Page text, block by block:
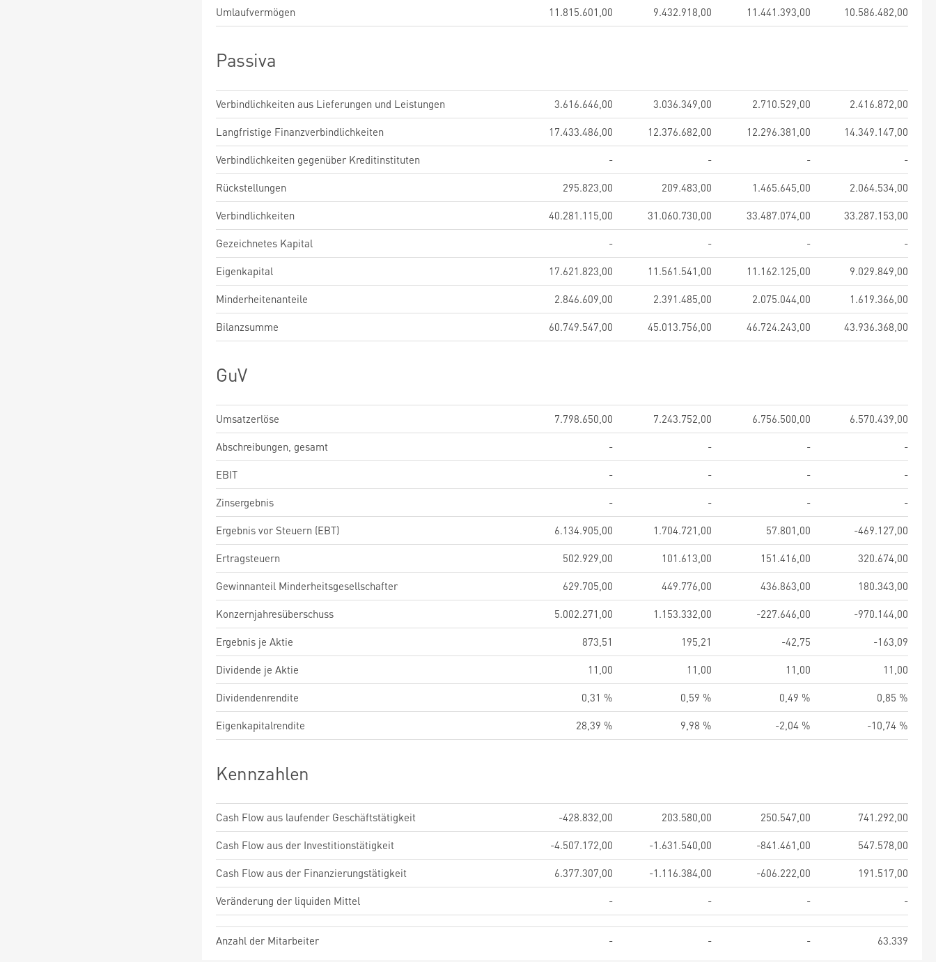
Umlaufvermögen
11.815.601,00 9.432.918,00 11.441.393,00 10.586.482,00
Passiva
Verbindlichkeiten aus Lieferungen und Leistungen 3.616.646,00 3.036.349,00 2.710.529,00
2.416.872,00
Langfristige Finanzverbindlichkeiten
17.433.486,00 12.376.682,00 12.296.381,00
14.349.147,00
Verbindlichkeiten gegenüber Kreditinstituten
- - -
-
Rückstellungen
295.823,00 209.483,00 1.465.645,00
2.064.534,00
Verbindlichkeiten
40.281.115,00 31.060.730,00 33.487.074,00
33.287.153,00
Gezeichnetes Kapital
- - -
-
Eigenkapital
17.621.823,00 11.561.541,00 11.162.125,00
9.029.849,00
Minderheitenanteile
2.846.609,00 2.391.485,00 2.075.044,00
1.619.366,00
Bilanzsumme
60.749.547,00 45.013.756,00 46.724.243,00 43.936.368,00
GuV
Umsatzerlöse 7.798.650,00 7.243.752,00 6.756.500,00
6.570.439,00
Abschreibungen, gesamt
- - -
-
EBIT
- - -
-
Zinsergebnis
- - -
-
Ergebnis vor Steuern (EBT)
6.134.905,00 1.704.721,00 57.801,00
-469.127,00
Ertragsteuern
502.929,00 101.613,00 151.416,00
320.674,00
Gewinnanteil Minderheitsgesellschafter
629.705,00 449.776,00 436.863,00
180.343,00
Konzernjahresüberschuss
5.002.271,00 1.153.332,00 -227.646,00
-970.144,00
Ergebnis je Aktie
873,51 195,21 -42,75
-163,09
Dividende je Aktie
11,00 11,00 11,00
11,00
Dividendenrendite
0,31 % 0,59 % 0,49 %
0,85 %
Eigenkapitalrendite
28,39 % 9,98 % -2,04 % -10,74 %
Kennzahlen
Cash Flow aus laufender Geschäftstätigkeit -428.832,00 203.580,00 250.547,00
741.292,00
Cash Flow aus der Investitionstätigkeit
-4.507.172,00 -1.631.540,00 -841.461,00
547.578,00
Cash Flow aus der Finanzierungstätigkeit
6.377.307,00 -1.116.384,00 -606.222,00
191.517,00
Veränderung der liquiden Mittel
- - - -
Anzahl der Mitarbeiter - - - 63.339